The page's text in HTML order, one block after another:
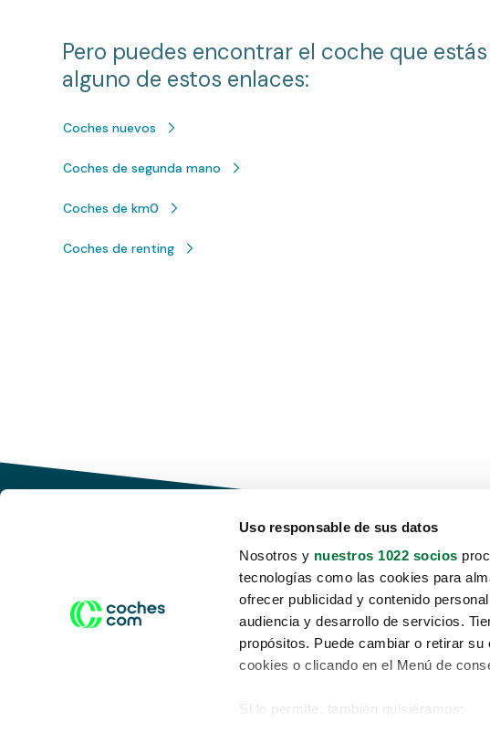
Uso responsable de sus datos
Nosotros y nuestros 1022 socios
tecnologías como las cookies para
ofrecer publicidad y contenido
audiencia y desarrollo de servicios.
propósitos. Puede cambiar o retirar
cookies o clicando en el Menú de
Si lo permite, también quisiéramos:
Pero puedes encontrar el coche que
alguno de estos enlaces:
Coches nuevos
Coches de segunda mano
Coches de km0
Coches de renting
Conduce tu futuro,
desata tu movilidad